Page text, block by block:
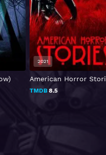
¡Baymax!
TMDB8.3
2022